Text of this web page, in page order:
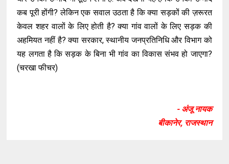
कब पूरी होंगी? लेकिन एक सवाल उठता है कि क्या सड़कों की ज़रूरत
केवल शहर वालों के लिए होती है? क्या गांव वालों के लिए सड़क की
अहमियत नहीं है? क्या सरकार, स्थानीय जनप्रतिनिधि और विभाग को
यह लगता है कि सड़क के बिना भी गांव का विकास संभव हो जाएगा?
(चरखा फीचर)
- अंजू नायक
बीकानेर, राजस्थान